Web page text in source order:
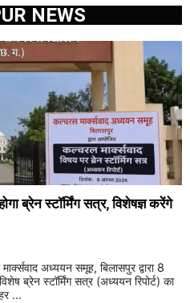
NEWS
ब्रेन स्टॉर्मिंग सत्र, विशेषज्ञ करेंगे
अध्ययन समूह, बिलासपुर द्वारा 8
ब्रेन स्टॉर्मिंग सत्र (अध्ययन रिपोर्ट) का
...